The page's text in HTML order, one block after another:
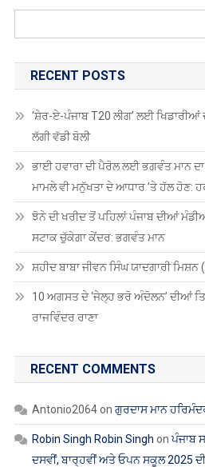
RECENT POSTS
‘ਸ਼ੇਰ-ਏ-ਪੰਜਾਬ T20 ਲੀਗ’ ਲਈ ਖਿਡਾਰੀਆਂ
ਲੱਗੀ ਵੱਡੀ ਬੋਲੀ
ਭਾਈ ਹਵਾਰਾ ਦੀ ਪੈਰੋਲ ਲਈ ਭਗਵੰਤ ਮਾਨ
ਮਾਮਲੇ ਵੀ ਮਨੁੱਖਤਾ ਦੇ ਆਧਾਰ ’ਤੇ ਹੱਲ ਹੋਣ:
ਝੋਨੇ ਦੀ ਖਰੀਦ ਤੋਂ ਪਹਿਲਾਂ ਪੰਜਾਬ ਦੀਆਂ
ਸਟਾਕ ਚੁੱਕੇਗਾ ਕੇਂਦਰ: ਭਗਵੰਤ ਮਾਨ
ਸ਼ਹੀਦ ਬਾਬਾ ਜੀਵਨ ਸਿੰਘ ਯਾਦਗਾਰੀ ਮਿਸ਼ਨ
10 ਅਗਸਤ ਦੇ ‘ਜੇਲ੍ਹ ਭਰੋ ਅੰਦੋਲਨ’ ਦੀਆਂ
ਰਾਜਵਿੰਦਰ ਰਾਣਾ
RECENT COMMENTS
Antonio2064on ਗੁਰਦਾਸ ਮਾਨ
Robin Singh Robin Singh onਪੰਜਾਬ
ਦਸਵੀਂ, ਬਾਰ੍ਹਵੀਂ ਅਤੇ ਓਪਨ ਸਕੂਲ 2025